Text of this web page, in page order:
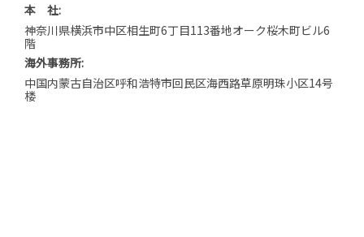
本 社:
神奈川県横浜市中区相生町6丁目113番地オーク桜木町ビル6
階
海外事務所:
中国内蒙古自治区呼和浩特市回民区海西路草原明珠小区14号
楼